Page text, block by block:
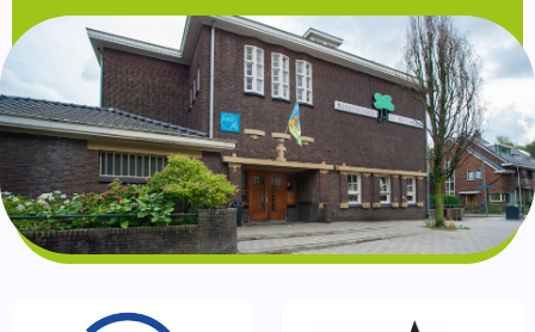
Schoolgids
Gezonde school
Kinderopvang
BSO
Routebeschrijving
Privacy